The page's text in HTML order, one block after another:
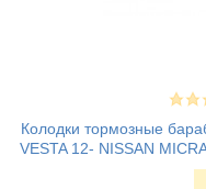
Колодки тормозные
VESTA 12- NISSAN